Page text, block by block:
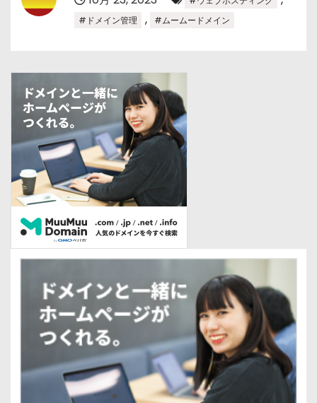
#ドメイン管理 , #ムームードメイン